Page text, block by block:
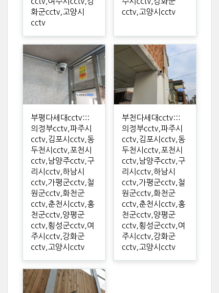
화군cctv,고양시
cctv
cctv,고양시cctv
부평다세대cctv:::
의정부cctv,파주시
cctv,김포시cctv,동
두천시cctv,포천시
cctv,남양주cctv,구
리시cctv,하남시
cctv,가평군cctv,철
원군cctv,화천군
cctv,춘천시cctv,홍
천군cctv,양평군
cctv,횡성군cctv,여
주시cctv,강화군
cctv,고양시cctv
부천다세대cctv:::
의정부cctv,파주시
cctv,김포시cctv,동
두천시cctv,포천시
cctv,남양주cctv,구
리시cctv,하남시
cctv,가평군cctv,철
원군cctv,화천군
cctv,춘천시cctv,홍
천군cctv,양평군
cctv,횡성군cctv,여
주시cctv,강화군
cctv,고양시cctv